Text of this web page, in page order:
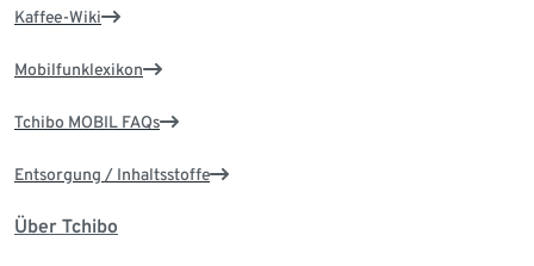
Kaffee-Wiki
Mobilfunklexikon
Tchibo MOBIL FAQs
Entsorgung / Inhaltsstoffe
Über Tchibo